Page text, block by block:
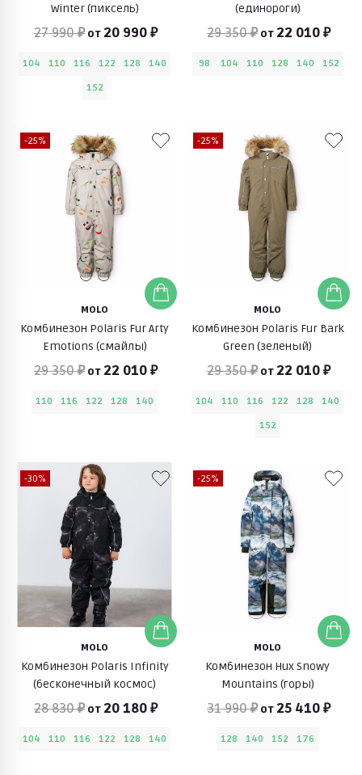
Winter (пиксель)
27 990 ₽ от 20 990 ₽
104 110 116 122 128
140
152
(единороги)
29 350 ₽ от 22 010 ₽
98 104 110 128 140 152
-25%
MOLO
Комбинезон Polaris Fur Arty
Emotions (смайлы)
29 350 ₽ от 22 010 ₽
110 116 122 128 140
-25%
MOLO
Комбинезон Polaris Fur Bark
Green (зеленый)
29 350 ₽ от 22 010 ₽
104 110 116 122 128
140
152
-30%
MOLO
Комбинезон Polaris Infinity
(бесконечный космос)
28 830 ₽ от 20 180 ₽
104 110 116 122 128 140
-25%
MOLO
Комбинезон Hux Snowy
Mountains (горы)
31 990 ₽ от 25 410 ₽
128 140 152 176